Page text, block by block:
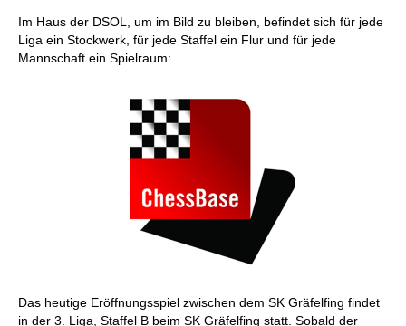
Im Haus der DSOL, um im Bild zu bleiben, befindet sich für jede
Liga ein Stockwerk, für jede Staffel ein Flur und für jede
Mannschaft ein Spielraum:
Das heutige Eröffnungsspiel zwischen dem SK Gräfelfing findet
in der 3. Liga, Staffel B beim SK Gräfelfing statt. Sobald der